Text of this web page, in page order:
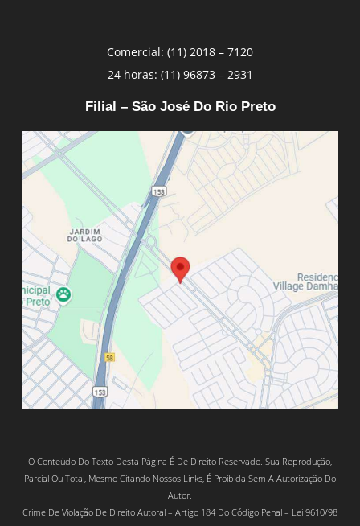
Comercial: (11) 2018 – 7120
24 horas: (11) 96873 – 2931
Filial – São José Do Rio Preto
O Conteúdo Do Texto Desta Página É De Direito Reservado. Sua Reprodução,
Parcial Ou Total, Mesmo Citando Nossos Links, É Proibida Sem A Autorização Do
Autor.
Crime De Violação De Direito Autoral – Artigo 184 Do Código Penal – Lei 9610/98